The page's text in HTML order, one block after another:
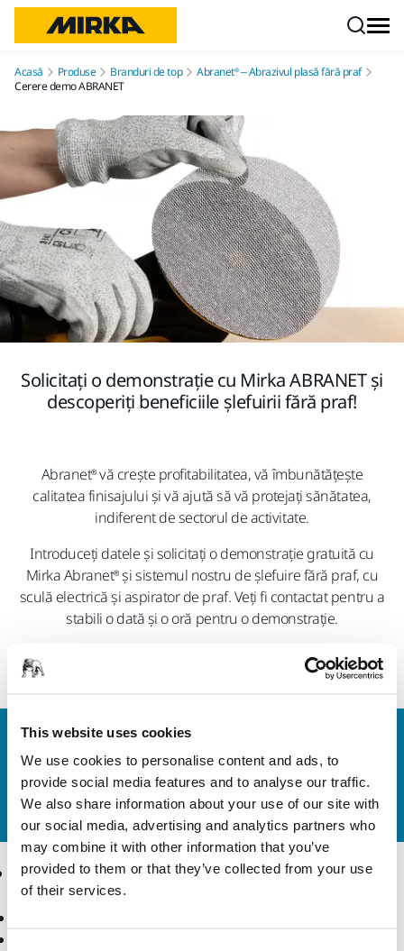
This website uses cookies
We use cookies to personalise content and ads, to
provide social media features and to analyse our traffic.
We also share information about your use of our site with
our social media, advertising and analytics partners who
may combine it with other information that you’ve
provided to them or that they’ve collected from your use
of their services.
Acasă Produse Branduri de top
Abranet® – Abrazivul plasă fără praf
Cerere demo ABRANET
Solicitați o demonstrație cu Mirka ABRANET și
descoperiți beneficiile șlefuirii fără praf!
Abranet® vă crește profitabilitatea, vă îmbunătățește
calitatea finisajului și vă ajută să vă protejați sănătatea,
indiferent de sectorul de activitate.
Introduceți datele și solicitați o demonstrație gratuită cu
Mirka Abranet® și sistemul nostru de șlefuire fără praf, cu
sculă electrică și aspirator de praf. Veți fi contactat pentru a
stabili o dată și o oră pentru o demonstrație.
Organizăm doar demonstrații pentru companii și
profesioniști cu cod fiscal înregistrat.
Contactaţi-ne
Doriți să aflați mai multe? Vă rugăm să ne contactați
iar echipa noastră de suport formată din experți vă
va răspunde la întrebări.
Produse Expertiză